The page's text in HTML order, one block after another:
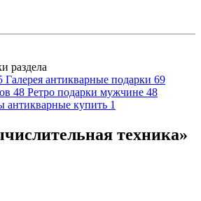
раздела
Галерея антикварные подарки 69
48 Ретро подарки мужчине 48
антикварные купить 1
техника»